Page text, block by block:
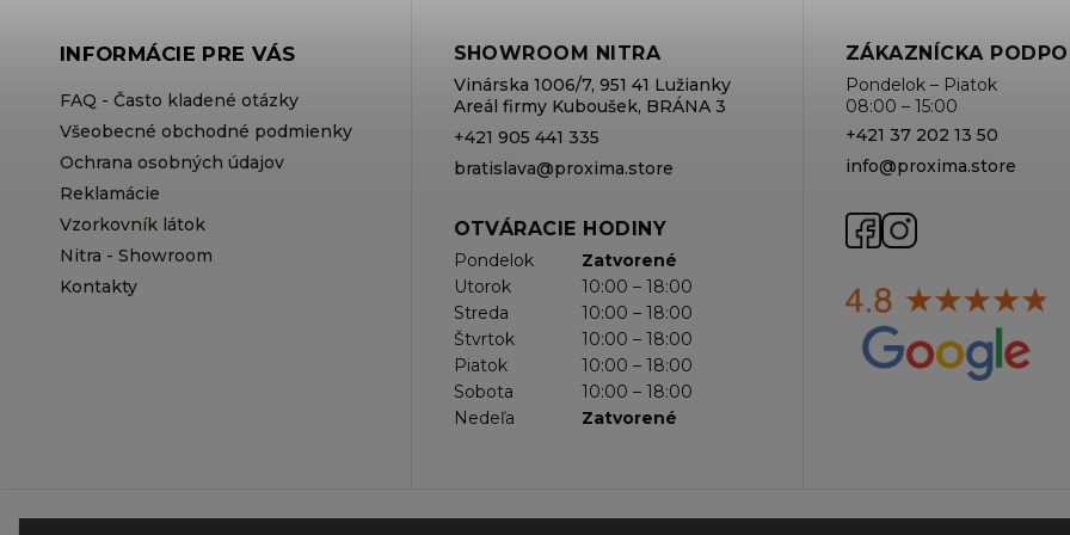
INFORMÁCIE PRE VÁS
FAQ - Často kladené otázky
Všeobecné obchodné podmienky
Ochrana osobných údajov
Reklamácie
Vzorkovník látok
Nitra - Showroom
Kontakty
SHOWROOM NITRA
Vinárska 1006/7, 951 41 Lužianky
Areál firmy Kuboušek, BRÁNA 3
+421 905 441 335
bratislava@proxima.store
OTVÁRACIE HODINY
Pondelok
Zatvorené
Utorok
10:00 – 18:00
Streda
10:00 – 18:00
Štvrtok
10:00 – 18:00
Piatok
10:00 – 18:00
Sobota
10:00 – 18:00
Nedeľa
Zatvorené
ZÁKAZNÍCKA
Pondelok – Piatok
08:00 – 15:00
+421 37 202 13 50
info@proxima.store